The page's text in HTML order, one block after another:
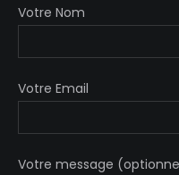
Votre Nom
Votre Email
Votre message